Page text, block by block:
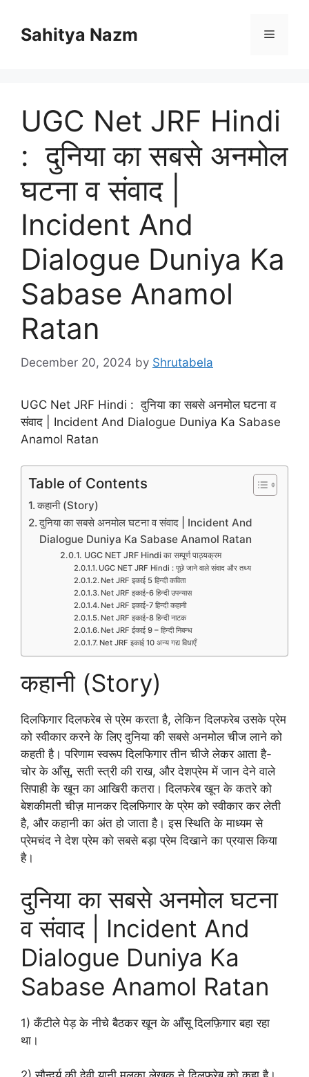
Sahitya Nazm
UGC Net JRF Hindi
: दुनिया का सबसे अनमोल
घटना व संवाद |
Incident And
Dialogue Duniya Ka
Sabase Anamol
Ratan
December 20, 2024 by Shrutabela
UGC Net JRF Hindi : दुनिया का सबसे अनमोल घटना व
संवाद | Incident And Dialogue Duniya Ka Sabase
Anamol Ratan
Table of Contents
कहानी (Story)
दुनिया का सबसे अनमोल घटना व संवाद | Incident And
Dialogue Duniya Ka Sabase Anamol Ratan
UGC NET JRF Hindi का सम्पूर्ण पाठ्यक्रम
UGC NET JRF Hindi : पूछे जाने वाले संवाद और तथ्य
Net JRF इकाई 5 हिन्दी कविता
Net JRF इकाई-6 हिन्दी उपन्यास
Net JRF इकाई-7 हिन्दी कहानी
Net JRF इकाई-8 हिन्दी नाटक
Net JRF ईकाई 9 – हिन्दी निबन्ध
Net JRF इकाई 10 अन्य गद्य विधाएँ
कहानी (Story)
दिलफिगार दिलफरेब से प्रेम करता है, लेकिन दिलफरेब उसके प्रेम
को स्वीकार करने के लिए दुनिया की सबसे अनमोल चीज लाने को
कहती है। परिणाम स्वरूप दिलफिगार तीन चीजे लेकर आता है-
चोर के आँसू, सती स्त्री की राख, और देशप्रेम में जान देने वाले
सिपाही के खून का आखिरी कतरा। दिलफरेब खून के कतरे को
बेशकीमती चीज़ मानकर दिलफिगार के प्रेम को स्वीकार कर लेती
है, और कहानी का अंत हो जाता है। इस स्थिति के माध्यम से
प्रेमचंद ने देश प्रेम को सबसे बड़ा प्रेम दिखाने का प्रयास किया
है।
दुनिया का सबसे अनमोल घटना
व संवाद | Incident And
Dialogue Duniya Ka
Sabase Anamol Ratan
1) कँटीले पेड़ के नीचे बैठकर खून के आँसू दिलफ़िगार बहा रहा
था।